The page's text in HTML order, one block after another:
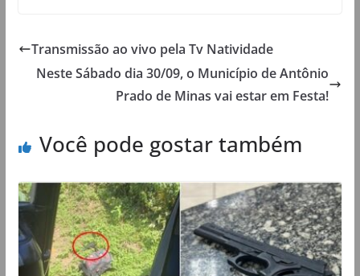
Transmissão ao vivo pela Tv Natividade
Neste Sábado dia 30/09, o Município de Antônio
Prado de Minas vai estar em Festa!
Você pode gostar também